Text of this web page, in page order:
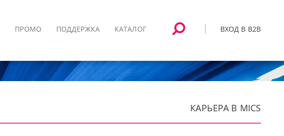
ВХОД В B2B
ПРОМО ПОДДЕРЖКА КАТАЛОГ
КАРЬЕРА В MICS